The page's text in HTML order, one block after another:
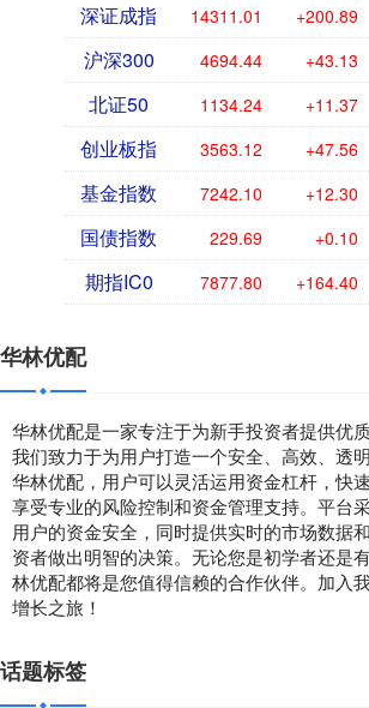
深证成指 14311.01 +200.89
沪深300 4694.44 +43.13
北证50 1134.24 +11.37
创业板指 3563.12 +47.56
基金指数 7242.10 +12.30
国债指数 229.69 +0.10
期指IC0 7877.80 +164.40
华林优配
华林优配是一家专注于为新手投资者提供优
我们致力于为用户打造一个安全、高效、透
华林优配，用户可以灵活运用资金杠杆，快
享受专业的风险控制和资金管理支持。平台
用户的资金安全，同时提供实时的市场数据
资者做出明智的决策。无论您是初学者还是
林优配都将是您值得信赖的合作伙伴。加入
增长之旅！
话题标签